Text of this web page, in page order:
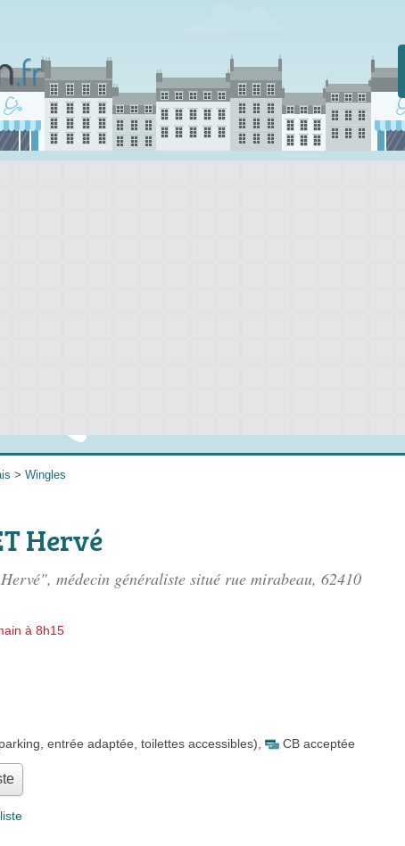
> Wingles
Hervé
médecin généraliste situé rue mirabeau, 62410
à 8h15
entrée adaptée, toilettes accessibles) CB acceptée